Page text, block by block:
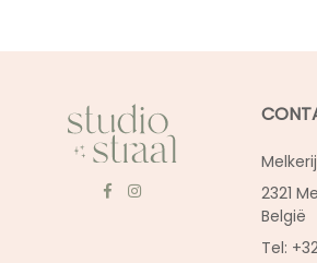
2321
België
Tel: